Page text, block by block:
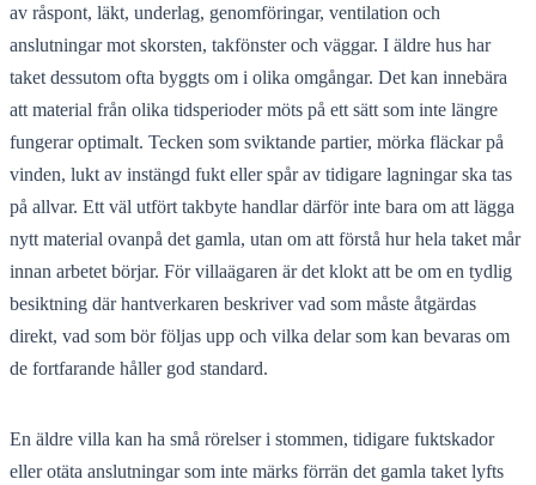
av råspont, läkt, underlag, genomföringar, ventilation och
anslutningar mot skorsten, takfönster och väggar. I äldre hus har
taket dessutom ofta byggts om i olika omgångar. Det kan innebära
att material från olika tidsperioder möts på ett sätt som inte längre
fungerar optimalt. Tecken som sviktande partier, mörka fläckar på
vinden, lukt av instängd fukt eller spår av tidigare lagningar ska tas
på allvar. Ett väl utfört takbyte handlar därför inte bara om att lägga
nytt material ovanpå det gamla, utan om att förstå hur hela taket mår
innan arbetet börjar. För villaägaren är det klokt att be om en tydlig
besiktning där hantverkaren beskriver vad som måste åtgärdas
direkt, vad som bör följas upp och vilka delar som kan bevaras om
de fortfarande håller god standard.
En äldre villa kan ha små rörelser i stommen, tidigare fuktskador
eller otäta anslutningar som inte märks förrän det gamla taket lyfts